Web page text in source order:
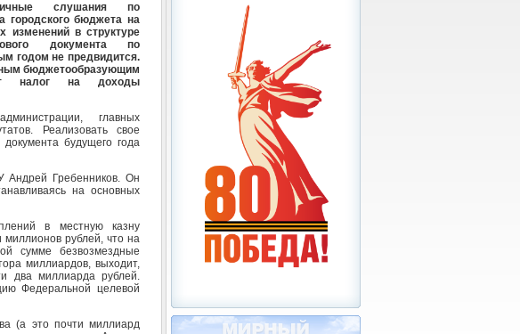
слушания по
городского бюджета на
изменений в структуре
документа по
годом не предвидится.
бюджетообразующим
налог на доходы
главных
Реализовать свое
будущего года
Андрей Гребенников. Он
на основных
в местную казну
миллионов рублей, что на
сумме безвозмездные
миллиардов, выходит,
два миллиарда рублей.
Федеральной целевой
(а это почти миллиард